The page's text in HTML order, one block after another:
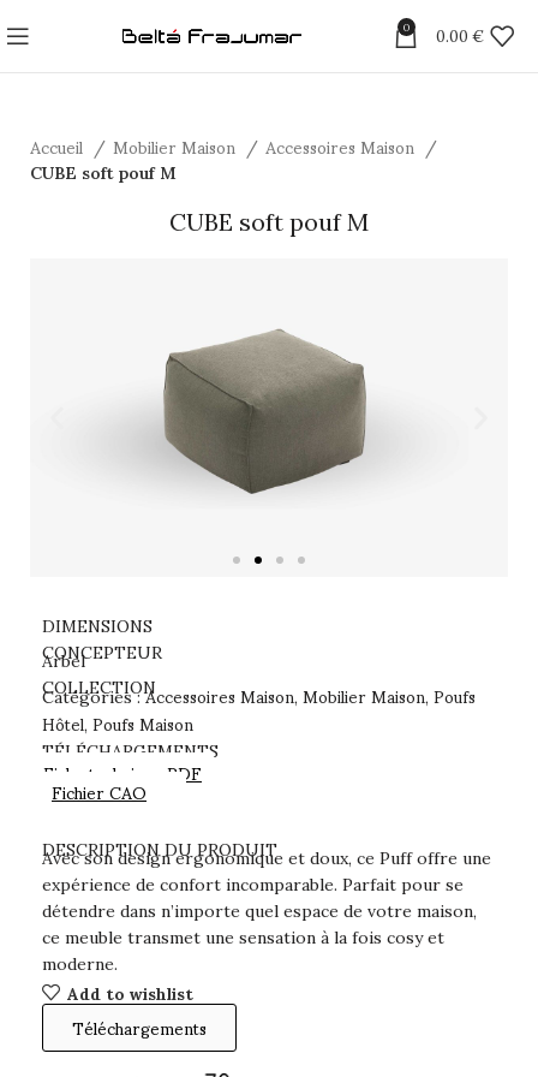
0 0.00 €
Accueil Mobilier Maison Accessoires Maison
CUBE soft pouf M
CUBE soft pouf M
DESCRIPTION DU PRODUIT
Avec son design ergonomique et doux, ce Puff offre une
expérience de confort incomparable. Parfait pour se
détendre dans n’importe quel espace de votre maison,
ce meuble transmet une sensation à la fois cosy et
moderne.
Add to wishlist
Téléchargements
DIMENSIONS
CONCEPTEUR
Arbel
COLLECTION
Catégories :Accessoires Maison, Mobilier Maison, Poufs
Hôtel, Poufs Maison
TÉLÉCHARGEMENTS
Fiche technique PDF
Fichier CAO